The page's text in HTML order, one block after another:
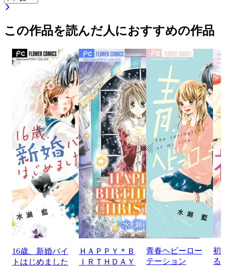
この作品を読んだ人におすすめの作品
16歳、新婚バイ
トはじめました
ＨＡＰＰＹ＊Ｂ
ＩＲＴＨＤＡＹ
青春ヘビーロー
テーション
初
る